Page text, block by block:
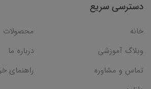
دسترسی سریع
خانه
محصولات
وبلاگ آموزشی
درباره ما
تماس و مشاوره
راهنمای